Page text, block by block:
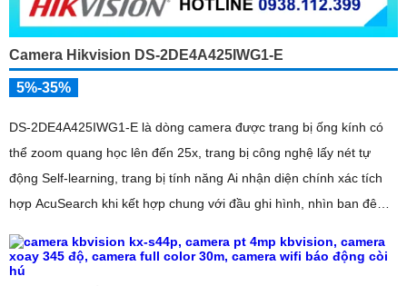
Camera Hikvision DS-2DE4A425IWG1-E
5%-35%
DS-2DE4A425IWG1-E là dòng camera được trang bị ống kính có
thể zoom quang học lên đến 25x, trang bị công nghệ lấy nét tự
động Self-learning, trang bị tính năng Ai nhận diện chính xác tích
hợp AcuSearch khi kết hợp chung với đầu ghi hình, nhìn ban đêm